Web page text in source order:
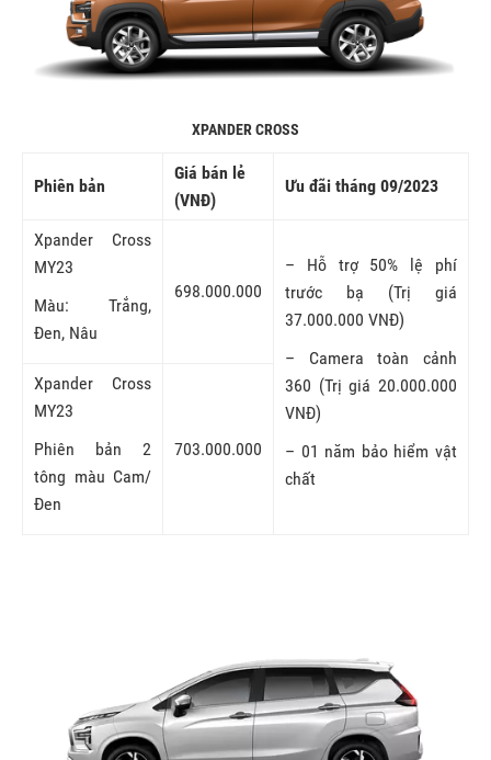
XPANDER CROSS
Phiên bản
Giá bán lẻ
(VNĐ)
Ưu đãi tháng 09/2023
Xpander Cross
MY23
Màu: Trắng,
Đen, Nâu
698.000.000
– Hỗ trợ 50% lệ phí
trước bạ (Trị giá
37.000.000 VNĐ)
– Camera toàn cảnh
360 (Trị giá 20.000.000
VNĐ)
– 01 năm bảo hiểm vật
chất
Xpander Cross
MY23
Phiên bản 2
tông màu Cam/
Đen
703.000.000